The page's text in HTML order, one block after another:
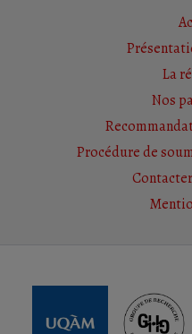
La
Nos
Procédure de